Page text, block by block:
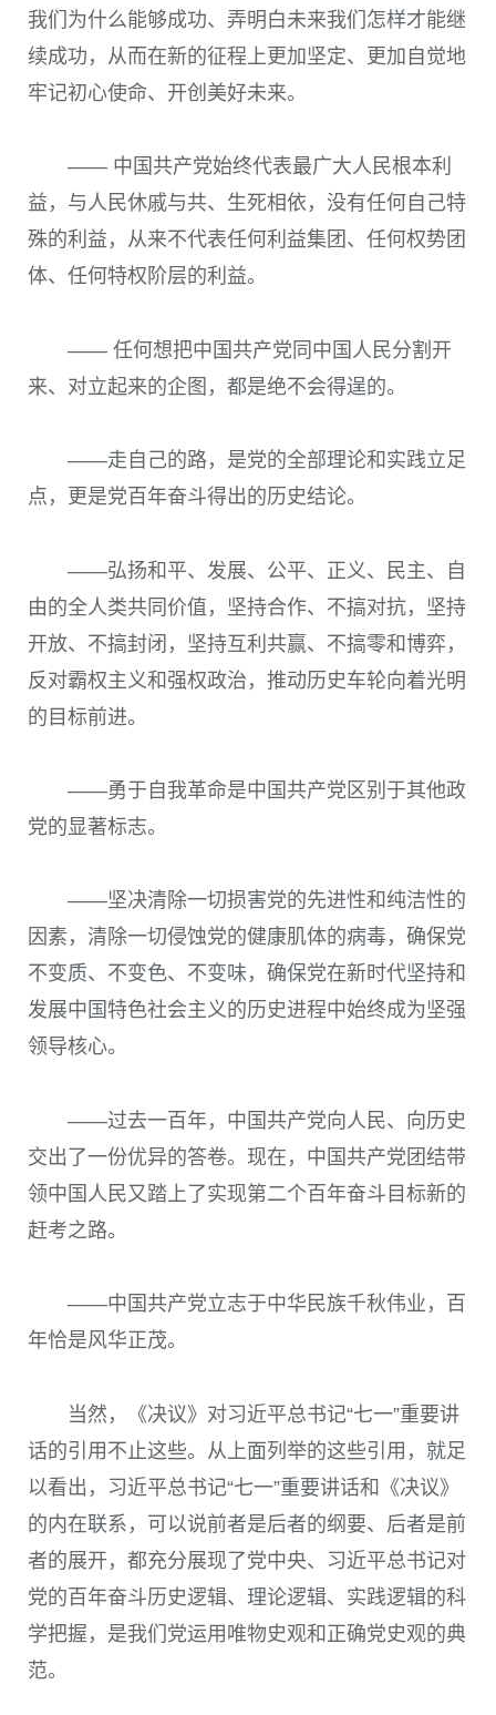
我们为什么能够成功、弄明白未来我们怎样才能继
续成功，从而在新的征程上更加坚定、更加自觉地
牢记初心使命、开创美好未来。
—— 中国共产党始终代表最广大人民根本利
益，与人民休戚与共、生死相依，没有任何自己特
殊的利益，从来不代表任何利益集团、任何权势团
体、任何特权阶层的利益。
—— 任何想把中国共产党同中国人民分割开
来、对立起来的企图，都是绝不会得逞的。
——走自己的路，是党的全部理论和实践立足
点，更是党百年奋斗得出的历史结论。
——弘扬和平、发展、公平、正义、民主、自
由的全人类共同价值，坚持合作、不搞对抗，坚持
开放、不搞封闭，坚持互利共赢、不搞零和博弈，
反对霸权主义和强权政治，推动历史车轮向着光明
的目标前进。
——勇于自我革命是中国共产党区别于其他政
党的显著标志。
——坚决清除一切损害党的先进性和纯洁性的
因素，清除一切侵蚀党的健康肌体的病毒，确保党
不变质、不变色、不变味，确保党在新时代坚持和
发展中国特色社会主义的历史进程中始终成为坚强
领导核心。
——过去一百年，中国共产党向人民、向历史
交出了一份优异的答卷。现在，中国共产党团结带
领中国人民又踏上了实现第二个百年奋斗目标新的
赶考之路。
——中国共产党立志于中华民族千秋伟业，百
年恰是风华正茂。
当然，《决议》对习近平总书记“七一”重要讲
话的引用不止这些。从上面列举的这些引用，就足
以看出，习近平总书记“七一”重要讲话和《决议》
的内在联系，可以说前者是后者的纲要、后者是前
者的展开，都充分展现了党中央、习近平总书记对
党的百年奋斗历史逻辑、理论逻辑、实践逻辑的科
学把握，是我们党运用唯物史观和正确党史观的典
范。